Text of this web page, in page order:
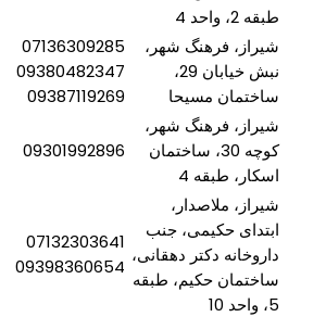
طبقه 2، واحد 4
شیراز، فرهنگ شهر،
نبش خیابان 29،
ساختمان مسیحا
07136309285
09380482347
09387119269
شیراز، فرهنگ شهر،
کوچه 30، ساختمان
اسکار، طبقه 4
09301992896
شیراز، ملاصدار،
ابتدای حکیمی، جنب
داروخانه دکتر دهقانی،
ساختمان حکیم، طبقه
5، واحد 10
07132303641
09398360654